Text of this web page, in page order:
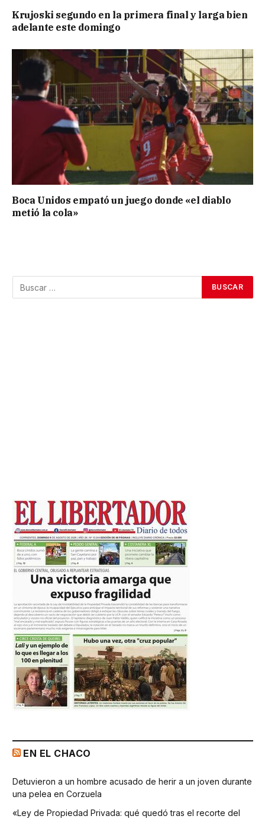
Krujoski segundo en la primera final y larga bien
adelante este domingo
Boca Unidos empató un juego donde «el diablo
metió la cola»
EN EL CHACO
Detuvieron a un hombre acusado de herir a un joven durante
una pelea en Corzuela
«Ley de Propiedad Privada: qué quedó tras el recorte del